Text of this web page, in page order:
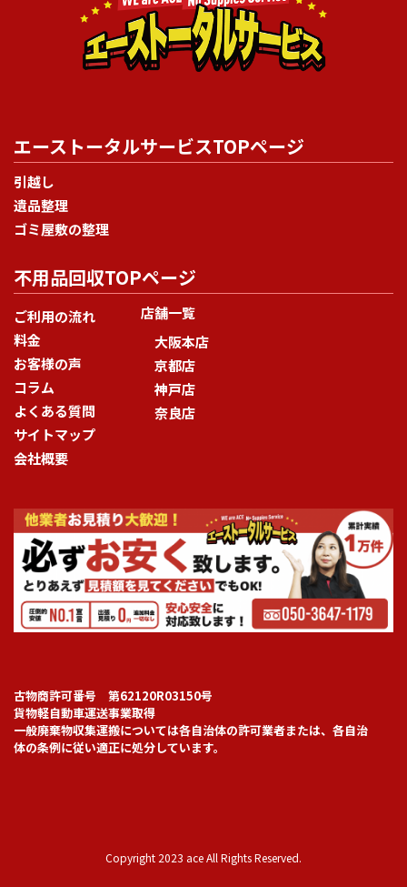
エーストータルサービスTOPページ
引越し
遺品整理
ゴミ屋敷の整理
不用品回収TOPページ
ご利用の流れ
料金
お客様の声
コラム
よくある質問
サイトマップ
会社概要
店舗一覧
大阪本店
京都店
神戸店
奈良店
古物商許可番号 第62120R03150号
貨物軽自動車運送事業取得
一般廃棄物収集運搬については各自治体の許可業者または、各自治
体の条例に従い適正に処分しています。
Copyright 2023 ace All Rights Reserved.